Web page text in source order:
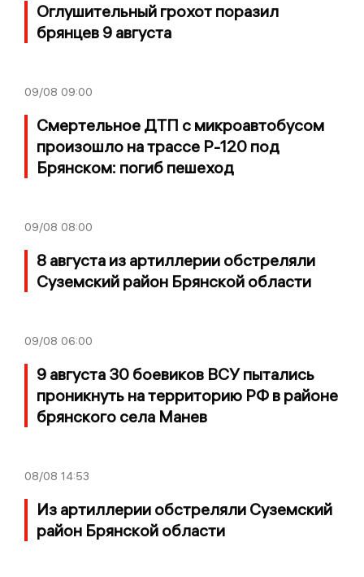
Оглушительный грохот поразил
брянцев 9 августа
09/08 09:00
Смертельное ДТП с микроавтобусом
произошло на трассе Р-120 под
Брянском: погиб пешеход
09/08 08:00
8 августа из артиллерии обстреляли
Суземский район Брянской области
09/08 06:00
9 августа 30 боевиков ВСУ пытались
проникнуть на территорию РФ в районе
брянского села Манев
08/08 14:53
Из артиллерии обстреляли Суземский
район Брянской области